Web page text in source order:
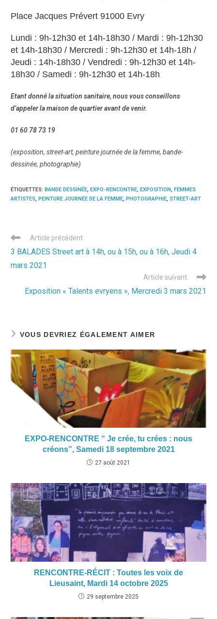
Place Jacques Prévert 91000 Evry
Lundi : 9h-12h30 et 14h-18h30 / Mardi : 9h-12h30
et 14h-18h30 / Mercredi : 9h-12h30 et 14h-18h /
Jeudi : 14h-18h30 / Vendredi : 9h-12h30 et 14h-
18h30 / Samedi : 9h-12h30 et 14h-18h
Etant donné la situation sanitaire, nous vous conseillons
d’appeler la maison de quartier avant de venir.
01 60 78 73 19
(exposition, street-art, peinture journée de la femme, bande-
dessinée, photographie)
ÉTIQUETTES: BANDE DESSINÉE, EXPO-RENCONTRE, EXPOSITION, FEMMES
ARTISTES, PEINTURE JOURNÉE DE LA FEMME, PHOTOGRAPHIE, STREET-ART
Read
articles
Article précédent
3 BALADES Street art à 14h, ou à 15h, ou à 16h, Jeudi 4
mars 2021
Article suivant
Exposition « Talents evryens », Mercredi 3 mars 2021
VOUS DEVRIEZ ÉGALEMENT AIMER
EXPO-RENCONTRE “ Je crée, tu crées : nous
créons”, Samedi 18 septembre 2021
27 août 2021
RENCONTRE-RÉCIT : Toutes les voix de
Lieusaint, Mardi 14 octobre 2025
29 septembre 2025